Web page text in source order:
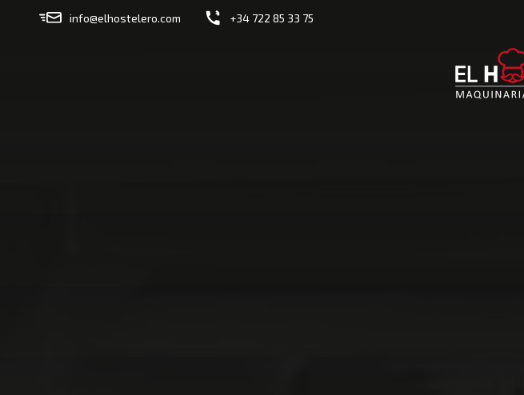
info@elhostelero.com +34 722 85 33 75